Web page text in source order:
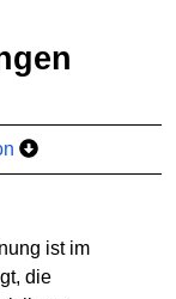
ist im
die